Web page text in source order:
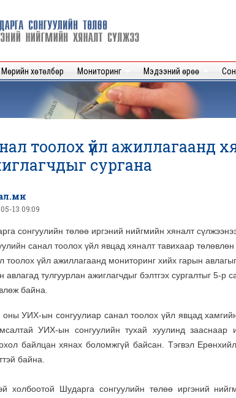
Мөрийн хөтөлбөр Мониторинг Мэдээний өрөө
тоолох үйл ажиллагаанд
сургана
13 09:09
сонгуулийн төлөө иргэний нийгмийн хяналт
санал тоолох үйл явцад хяналт тавихаар
тоолох үйл ажиллагаанд мониторинг хийх гарын
авлагад тулгуурлан ажиглагчдыг бэлтгэх сургалтыг 5-р
байна.
оны УИХ-ын сонгуулиар санал тоолох үйл явцад
УИХ-ын сонгуулийн тухай хуулинд зааснаар
байлцан хянах боломжгүй байсан. Тэгвэл
байна.
холбоотой Шударга сонгуулийн төлөө иргэний